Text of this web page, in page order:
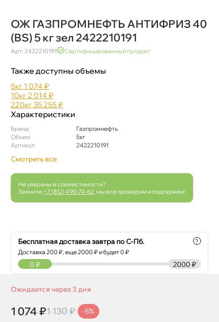
ОЖ ГАЗПРОМНЕФТЬ АНТИФРИЗ 40
(BS) 5 кг зел 2422210191
Арт: 2422210191 Сертифицированный продукт
Также доступны объемы
5к 1 074 ₽
10к 2 014 ₽
220к35 255 ₽
Характеристики
Бренд
Газпромнефть
Объем
5к
Артикул
2422210191
Смотреть все
Не уверены в совместимости?
Звоните +7 (812) 490-74-62 , мы все проверим и подскажем!
Бесплатная доставка завтра по С-Пб.
Доставка200 ₽, еще2000 ₽ и будет 0 ₽
?
2000 ₽
0 ₽
Ожидается через 3 дня
1 074 ₽1 130 ₽ -5%